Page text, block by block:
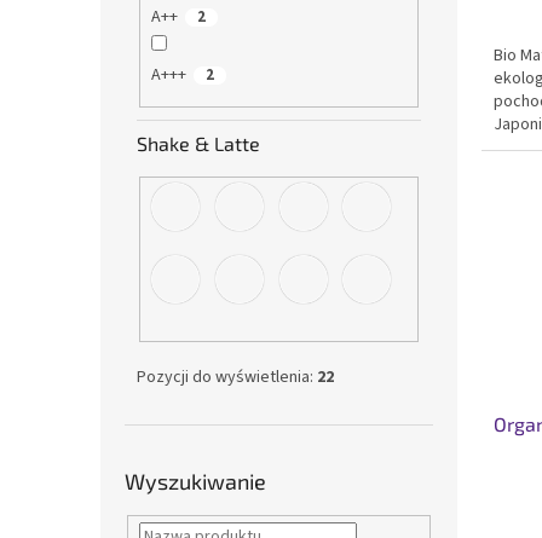
A++ 2
A+++ 2
Shake & Latte
Pozycji do wyświetlenia: 22
Wyszukiwanie
Bio